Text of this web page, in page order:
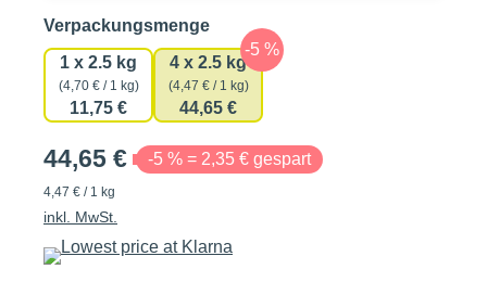
Verpackungsmengeauswählen
1 x 2.5 kg
(4,70 € / 1 kg)
11,75 €
4 x 2.5 kg
(4,47 € / 1 kg)
44,65 €
44,65 € -5 % = 2,35 € gespart
4,47 € / 1 kg
inkl. MwSt.